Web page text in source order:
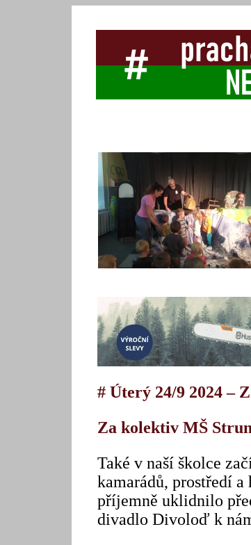
# Úterý 24/9 2024 –
Za kolektiv MŠ
Také v naší školce
kamarádů, prostředí a
příjemně uklidnilo
divadlo Divoloď k